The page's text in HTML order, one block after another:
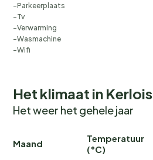
Parkeerplaats
Tv
Verwarming
Wasmachine
Wifi
Het klimaat in Kerlois
Het weer het gehele jaar
Maand
Temperatuur
(°C)